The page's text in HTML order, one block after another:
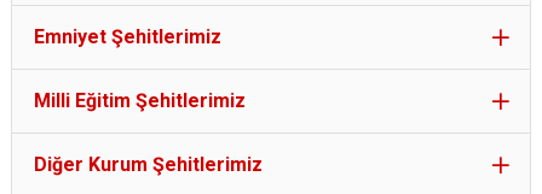
Emniyet Şehitlerimiz
Milli Eğitim Şehitlerimiz
Diğer Kurum Şehitlerimiz